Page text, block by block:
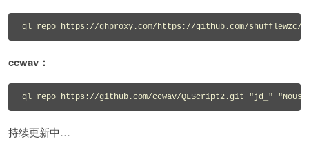
ql repo https://ghproxy.com/https://github.com/shufflewzc/
ccwav：
ql repo https://github.com/ccwav/QLScript2.git "jd_"
持续更新中…